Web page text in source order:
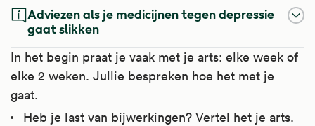
Sertraline hoort tot de
serotonineheropnameremmers, ofwel SSRI's.
Dit zijn medicijnen tegen depressie. Het
regelt in de hersenen de hoeveelheid
serotonine.
Fluoxetine behoort tot de
serotonineheropnameremmers, ofwel SSRI's.
Het regelt in de hersenen de hoeveelheid
serotonine. Deze lichaamseigen stof speelt
een rol bij emoties en stemmingen. SSRI's
verbeteren de stemming en verminderen
Escitalopram behoort tot serotonine-
heropnameremmers ofwel SSRI's. Het regelt
in de hersenen de hoeveelheid serotonine.
Deze lichaamseigen stof speelt een rol bij
emoties en stemmingen. SSRI's verbeteren
de stemming en verminderen angsten.
Citalopram behoort tot de
serotonineheropnameremmers ofwel SSRI's.
Het regelt in de hersenen de hoeveelheid
serotonine.
Deze lichaamseigen stof speelt een rol bij
Adviezen als je medicijnen tegen depressie
gaat slikken
In het begin praat je vaak met je arts: elke week of
elke 2 weken. Jullie bespreken hoe het met je
gaat.
Heb je last van bijwerkingen? Vertel het je arts.